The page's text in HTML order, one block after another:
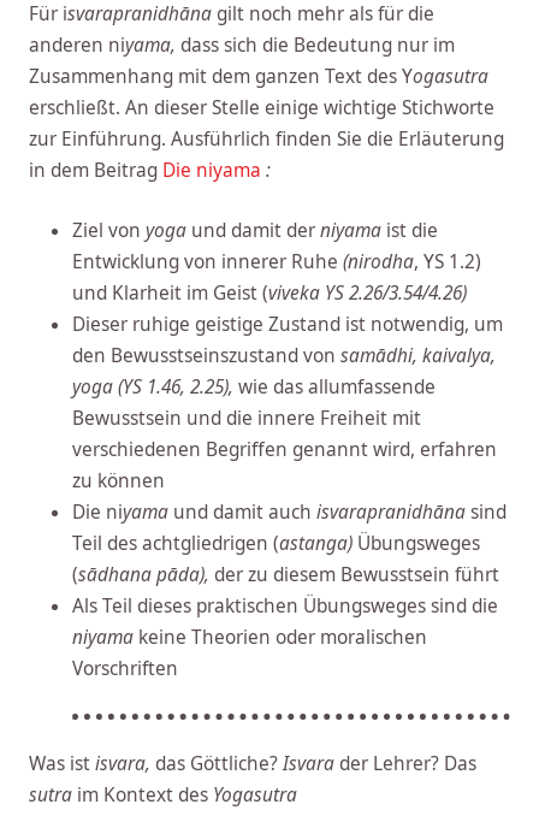
Für isvarapranidhāna gilt noch mehr als für die
anderen niyama, dass sich die Bedeutung nur im
Zusammenhang mit dem ganzen Text des Yogasutra
erschließt. An dieser Stelle einige wichtige Stichworte
zur Einführung. Ausführlich finden Sie die Erläuterung
in dem Beitrag Die niyama :
Ziel von yoga und damit derniyama ist die
Entwicklung von innerer Ruhe (nirodha, YS 1.2)
und Klarheit im Geist (viveka YS 2.26/3.54/4.26)
Dieser ruhige geistige Zustand ist notwendig, um
den Bewusstseinszustand von samādhi, kaivalya,
yoga (YS 1.46, 2.25), wie das allumfassende
Bewusstsein und die innere Freiheit mit
verschiedenen Begriffen genannt wird, erfahren
zu können
Die niyama und damit auch isvarapranidhānasind
Teil des achtgliedrigen (astanga) Übungsweges
(sādhana pāda), der zu diesem Bewusstsein führt
Als Teil dieses praktischen Übungsweges sind die
niyama keine Theorien oder moralischen
Vorschriften
Was istisvara, das Göttliche?Isvarader Lehrer? Das
sutra im Kontext des Yogasutra